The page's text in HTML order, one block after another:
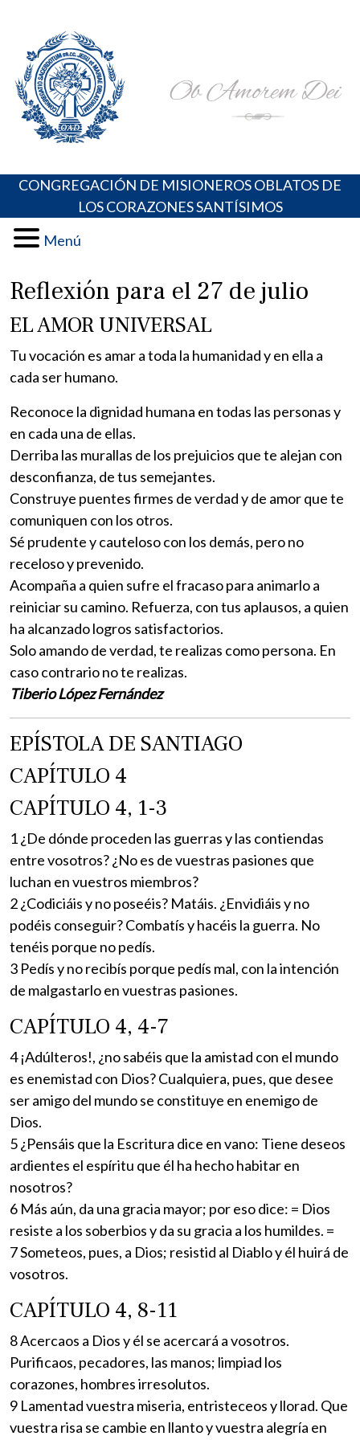
content
Portal de los Padres Oblatos. Advocaciones Marianas,
Oraciones, Música religiosa y más
CONGREGACIÓN DE MISIONEROS OBLATOS DE
LOS CORAZONES SANTÍSIMOS
Menú
Reflexión para el 27 de julio
EL AMOR UNIVERSAL
Tu vocación es amar a toda la humanidad y en ella a
cada ser humano.
Reconoce la dignidad humana en todas las personas y
en cada una de ellas.
Derriba las murallas de los prejuicios que te alejan con
desconfianza, de tus semejantes.
Construye puentes firmes de verdad y de amor que te
comuniquen con los otros.
Sé prudente y cauteloso con los demás, pero no
receloso y prevenido.
Acompaña a quien sufre el fracaso para animarlo a
reiniciar su camino. Refuerza, con tus aplausos, a quien
ha alcanzado logros satisfactorios.
Solo amando de verdad, te realizas como persona. En
caso contrario no te realizas.
Tiberio López Fernández
EPÍSTOLA DE SANTIAGO
CAPÍTULO 4
CAPÍTULO 4, 1-3
1 ¿De dónde proceden las guerras y las contiendas
entre vosotros? ¿No es de vuestras pasiones que
luchan en vuestros miembros?
2 ¿Codiciáis y no poseéis? Matáis. ¿Envidiáis y no
podéis conseguir? Combatís y hacéis la guerra. No
tenéis porque no pedís.
3 Pedís y no recibís porque pedís mal, con la intención
de malgastarlo en vuestras pasiones.
CAPÍTULO 4, 4-7
4 ¡Adúlteros!, ¿no sabéis que la amistad con el mundo
es enemistad con Dios? Cualquiera, pues, que desee
ser amigo del mundo se constituye en enemigo de
Dios.
5 ¿Pensáis que la Escritura dice en vano: Tiene deseos
ardientes el espíritu que él ha hecho habitar en
nosotros?
6 Más aún, da una gracia mayor; por eso dice: = Dios
resiste a los soberbios y da su gracia a los humildes. =
7 Someteos, pues, a Dios; resistid al Diablo y él huirá de
vosotros.
CAPÍTULO 4, 8-11
8 Acercaos a Dios y él se acercará a vosotros.
Purificaos, pecadores, las manos; limpiad los
corazones, hombres irresolutos.
9 Lamentad vuestra miseria, entristeceos y llorad. Que
vuestra risa se cambie en llanto y vuestra alegría en